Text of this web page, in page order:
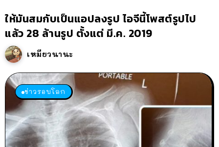
ให้มันสมกับเป็นแอปลงรูป ไอจีนี้โพสต์รูปไป
แล้ว 28 ล้านรูป ตั้งแต่ มี.ค. 2019
เหมียวนานะ
ข่าวรอบโลก